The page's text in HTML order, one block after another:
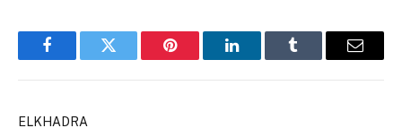
FacebookTwitter Pinterest LinkedInTumblr Email
ELKHADRA